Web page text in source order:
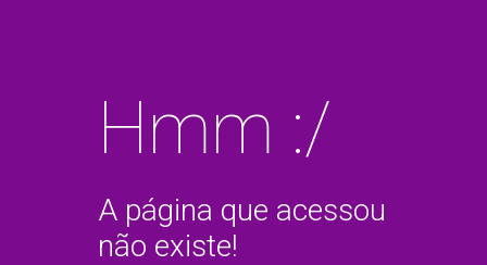
Hmm :/
A página que acessou
não existe!